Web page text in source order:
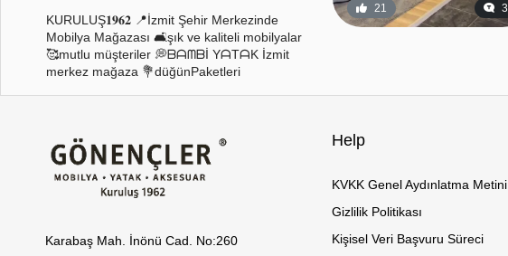
KURULUŞ𝟏𝟗𝟔𝟐 📍İzmit Şehir Merkezinde
Mobilya Mağazası 🛋️şık ve kaliteli mobilyalar
🥰mutlu müşteriler 💭ᗷᗩᗰᗷİ YᗩTᗩK İzmit
merkez mağaza 💐düğünPaketleri
21 3
Karabaş Mah. İnönü Cad. No:260
Help
KVKK Genel Aydınlatma Metini
Gizlilik Politikası
Kişisel Veri Başvuru Süreci